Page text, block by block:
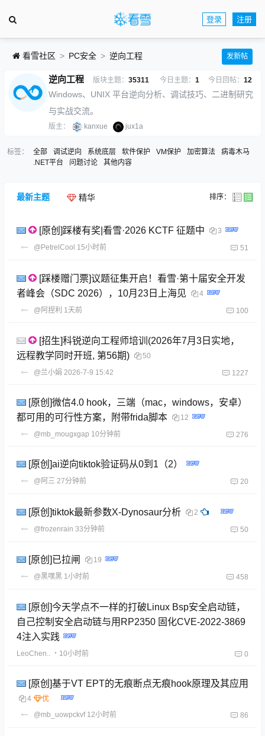
登录 注册
看雪社区 PC安全 逆向工程 发新帖
逆向工程 版块主题： 35311 今日主题： 1 今日回帖： 12
Windows、UNIX 平台逆向分析、调试技巧、二进制研究
与实战交流。
版主： kanxue jux1a
标签： 全部 调试逆向 系统底层 软件保护 VM保护 加密算法
病毒木马
.NET平台
问题讨论 其他内容
最新主题 精华 排序：
[原创]踩楼有奖|看雪·2026 KCTF 征题中
3
@PetrelCool 15小时前 51
[踩楼赠门票]议题征集开启！看雪·第十届安全开发
者峰会（SDC 2026），10月23日上海见
4
@阿捏利 1天前 100
[招生]科锐逆向工程师培训(2026年7月3日实地，
远程教学同时开班, 第56期)
50
@兰小娟 2026-7-9 15:42 1227
[原创]微信4.0 hook，三端（mac，windows，安卓）
都可用的可行性方案，附带frida脚本
12
@mb_mougxgap 10分钟前 276
[原创]ai逆向tiktok验证码从0到1（2）
@阿三 27分钟前 20
[原创]tiktok最新参数X-Dynosaur分析
2
@frozenrain 33分钟前 50
[原创]已拉闸
19
@黑嘿黑 1小时前 458
[原创]今天学点不一样的打破Linux Bsp安全启动链，
自己控制安全启动链与用RP2350 固化CVE-2022-3869
4注入实践
LeoChen.. ・10小时前 0
[原创]基于VT EPT的无痕断点无痕hook原理及其应用
4
@mb_uowpckvf 12小时前 86